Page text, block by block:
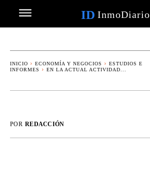
ID InmoDiario
INICIO ECONOMÍA Y NEGOCIOS
ESTUDIOS E
INFORMES
EN LA ACTUAL ACTIVIDAD...
POR REDACCIÓN